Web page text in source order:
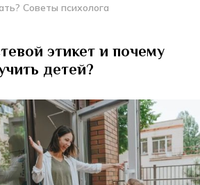
Советы психолога
этикет и почему
детей?